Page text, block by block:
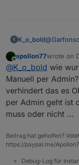
K K_o_bold@Garfonso
dann kann
"bug"
einen
aber das
schon ein
Offline
apollon77wrote on
last
@K_o_bold wie
Manuell per
verhindert das es
per Admin geht ist
muss oder nicht ...
Beitrag hat geholfen?
https://paypal.me/
Debug-Log für